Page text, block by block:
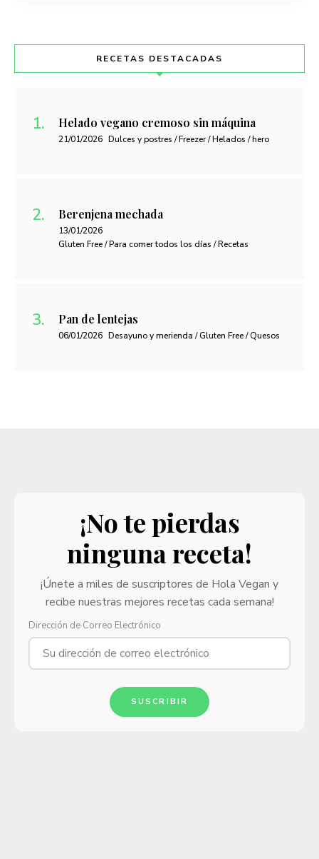
RECETAS DESTACADAS
Helado vegano cremoso sin máquina
21/01/2026 Dulces y postres / Freezer / Helados / hero
Berenjena mechada
13/01/2026
Gluten Free / Para comer todos los días / Recetas
Pan de lentejas
06/01/2026 Desayuno y merienda / Gluten Free / Quesos
¡No te pierdas
ninguna receta!
¡Únete a miles de suscriptores de Hola Vegan y
recibe nuestras mejores recetas cada semana!
Dirección de Correo Electrónico
SUSCRIBIR